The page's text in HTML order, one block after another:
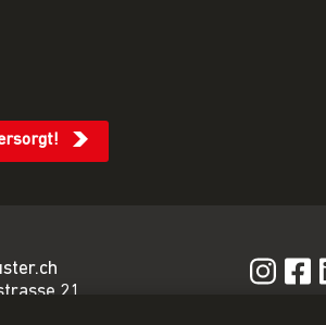
21